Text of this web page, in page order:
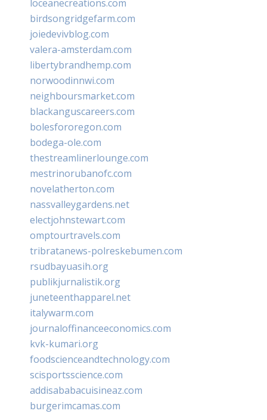
loceanecreations.com
birdsongridgefarm.com
joiedevivblog.com
valera-amsterdam.com
libertybrandhemp.com
norwoodinnwi.com
neighboursmarket.com
blackanguscareers.com
bolesfororegon.com
bodega-ole.com
thestreamlinerlounge.com
mestrinorubanofc.com
novelatherton.com
nassvalleygardens.net
electjohnstewart.com
omptourtravels.com
tribratanews-polreskebumen.com
rsudbayuasih.org
publikjurnalistik.org
juneteenthapparel.net
italywarm.com
journaloffinanceeconomics.com
kvk-kumari.org
foodscienceandtechnology.com
scisportsscience.com
addisababacuisineaz.com
burgerimcamas.com